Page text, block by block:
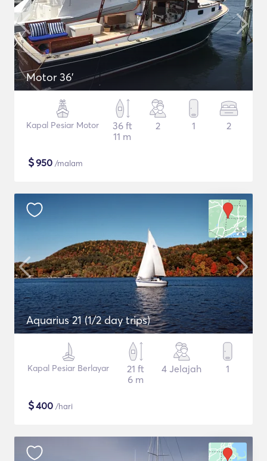
Motor 36'
Kapal Pesiar Motor
36 ft
11 m
2 1 2
$950 /malam
Aquarius 21 (1/2 day trips)
Kapal Pesiar Berlayar
21 ft
6 m
4 Jelajah 1
$400 /hari